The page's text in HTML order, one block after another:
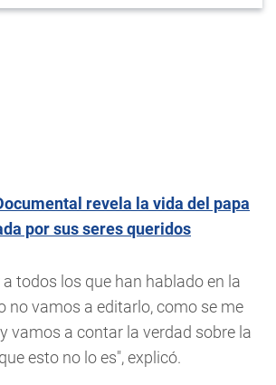
revela la vida del papa
por sus seres queridos
todos los que han hablado en la
no vamos a editarlo, como se me
vamos a contar la verdad sobre la
esto no lo es", explicó.